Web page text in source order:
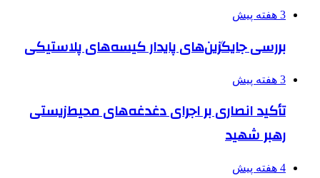
3 هفته پیش
بررسی جایگزین‌های پایدار کیسه‌های پلاستیکی
3 هفته پیش
تأکید انصاری بر اجرای دغدغه‌های محیط‌زیستی
رهبر شهید
4 هفته پیش